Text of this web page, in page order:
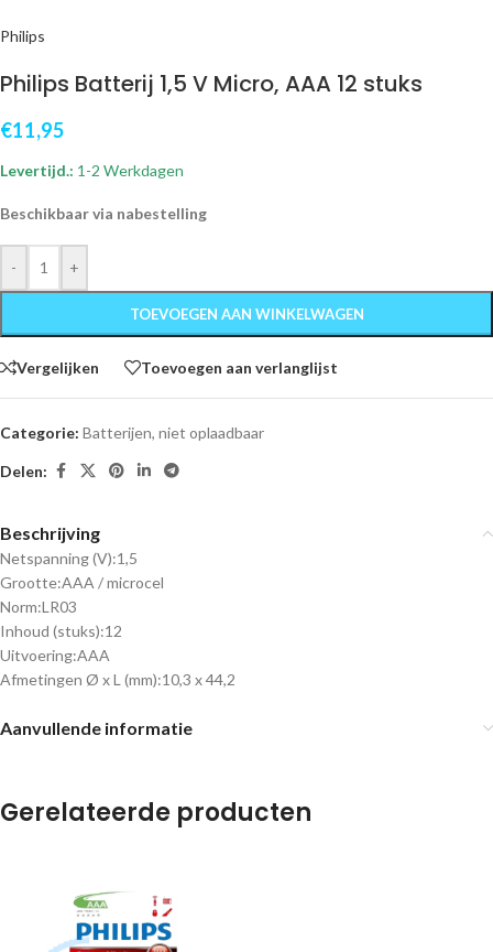
Philips
Philips Batterij 1,5 V Micro, AAA 12 stuks
€11,95
Levertijd.: 1-2 Werkdagen
Beschikbaar via nabestelling
- +
TOEVOEGEN AAN WINKELWAGEN
Vergelijken Toevoegen aan verlanglijst
Categorie: Batterijen, niet oplaadbaar
Delen:
Beschrijving
Netspanning (V):1,5
Grootte:AAA / microcel
Norm:LR03
Inhoud (stuks):12
Uitvoering:AAA
Afmetingen Ø x L (mm):10,3 x 44,2
Aanvullende informatie
Gerelateerde producten